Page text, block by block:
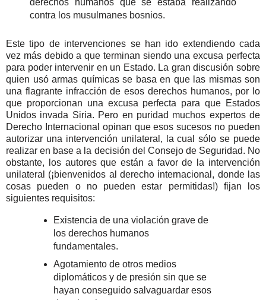
contra los musulmanes bosnios.
Este tipo de intervenciones se han ido extendiendo cada
vez más debido a que terminan siendo una excusa perfecta
para poder intervenir en un Estado. La gran discusión sobre
quien usó armas químicas se basa en que las mismas son
una flagrante infracción de esos derechos humanos, por lo
que proporcionan una excusa perfecta para que Estados
Unidos invada Siria. Pero en puridad muchos expertos de
Derecho Internacional opinan que esos sucesos no pueden
autorizar una intervención unilateral, la cual sólo se puede
realizar en base a la decisión del Consejo de Seguridad. No
obstante, los autores que están a favor de la intervención
unilateral (¡bienvenidos al derecho internacional, donde las
cosas pueden o no pueden estar permitidas!) fijan los
siguientes requisitos:
Existencia de una violación grave de
los derechos humanos
fundamentales.
Agotamiento de otros medios
diplomáticos y de presión sin que se
hayan conseguido salvaguardar esos